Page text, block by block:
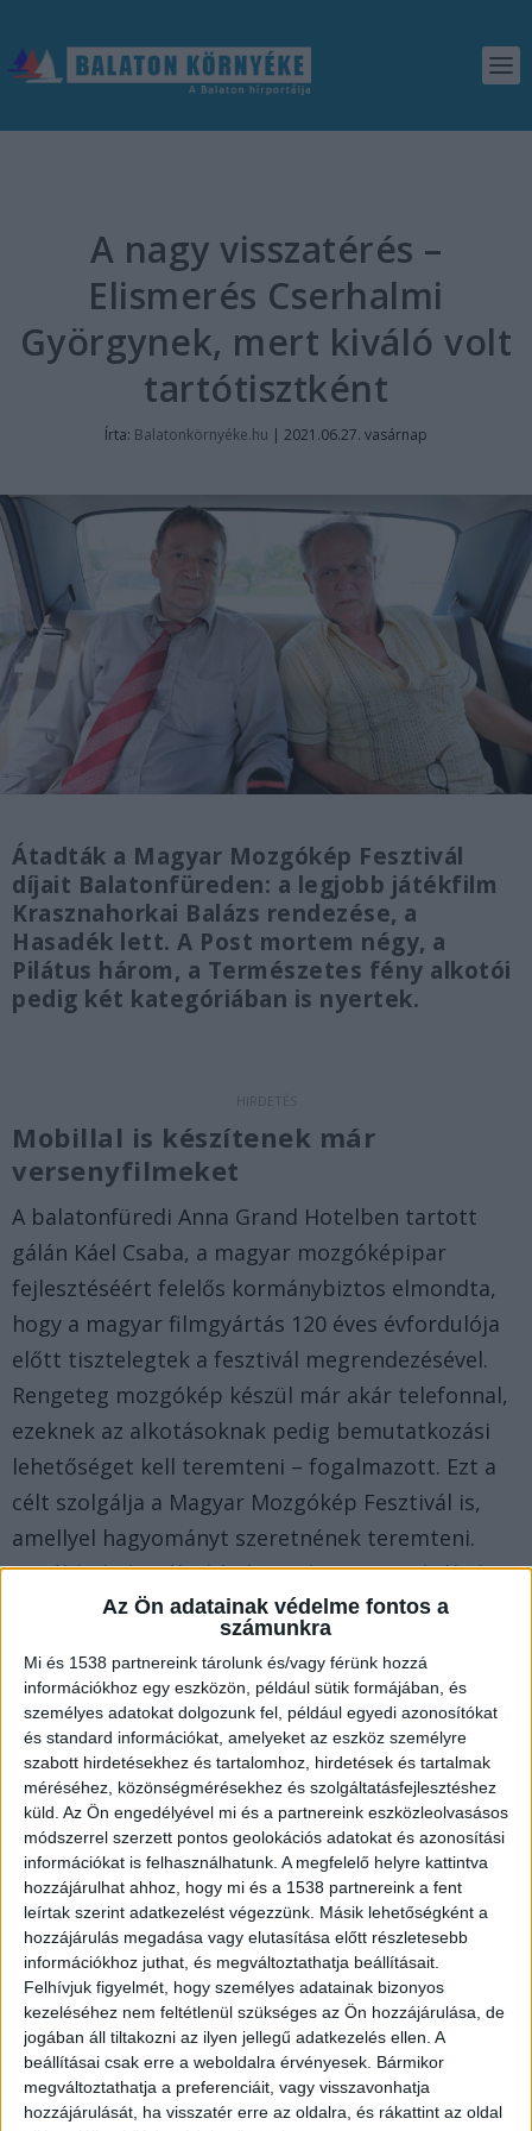
Az Ön adatainak védelme fontos a
számunkra
Mi és 1538 partnereink tárolunk és/vagy férünk hozzá
információkhoz egy eszközön, például sütik formájában, és
személyes adatokat dolgozunk fel, például egyedi azonosítókat
és standard információkat, amelyeket az eszköz személyre
szabott hirdetésekhez és tartalomhoz, hirdetések és tartalmak
méréséhez, közönségmérésekhez és szolgáltatásfejlesztéshez
küld. Az Ön engedélyével mi és a partnereink eszközleolvasásos
módszerrel szerzett pontos geolokációs adatokat és azonosítási
információkat is felhasználhatunk. A megfelelő helyre kattintva
hozzájárulhat ahhoz, hogy mi és a 1538 partnereink a fent
leírtak szerint adatkezelést végezzünk. Másik lehetőségként a
hozzájárulás megadása vagy elutasítása előtt részletesebb
információkhoz juthat, és megváltoztathatja beállításait.
Felhívjuk figyelmét, hogy személyes adatainak bizonyos
kezeléséhez nem feltétlenül szükséges az Ön hozzájárulása, de
jogában áll tiltakozni az ilyen jellegű adatkezelés ellen. A
beállításai csak erre a weboldalra érvényesek. Bármikor
megváltoztathatja a preferenciáit, vagy visszavonhatja
hozzájárulását, ha visszatér erre az oldalra, és rákattint az oldal
A nagy visszatérés –
Elismerés Cserhalmi
Györgynek, mert kiváló volt
tartótisztként
Írta: Balatonkörnyéke.hu | 2021.06.27. vasárnap
Átadták a Magyar Mozgókép Fesztivál
díjait Balatonfüreden: a legjobb játékfilm
Krasznahorkai Balázs rendezése, a
Hasadék lett. A Post mortem négy, a
Pilátus három, a Természetes fény alkotói
pedig két kategóriában is nyertek.
Mobillal is készítenek már
versenyfilmeket
A balatonfüredi Anna Grand Hotelben tartott
gálán Káel Csaba, a magyar mozgóképipar
fejlesztéséért felelős kormánybiztos elmondta,
hogy a magyar filmgyártás 120 éves évfordulója
előtt tisztelegtek a fesztivál megrendezésével.
Rengeteg mozgókép készül már akár telefonnal,
ezeknek az alkotásoknak pedig bemutatkozási
lehetőséget kell teremteni – fogalmazott. Ezt a
célt szolgálja a Magyar Mozgókép Fesztivál is,
amellyel hagyományt szeretnének teremteni.
További kulturális hírek a Balaton partjáról ide
kattintva!
A fődíj
A Magyar Filmakadémia tagjainak titkos
szavazatai alapján a játékfilmek között
Krasznahorkai Balázs elsőfilmes alkotása, az
erdélyi magashegyi tájakon játszódó, a balladák
hangulatát megidéző apa-fiú történet, a Hasadék
kapta a fődíjat.
Ilyet tud egy magyar horror-thriller
Bergendy Péter első világháború után játszódó
misztikus horror-thrillere, a Post mortem négy
elismerést kapott: Nagy András lett a legjobb
operatőr, Király István a legjobb vágó, Hujber